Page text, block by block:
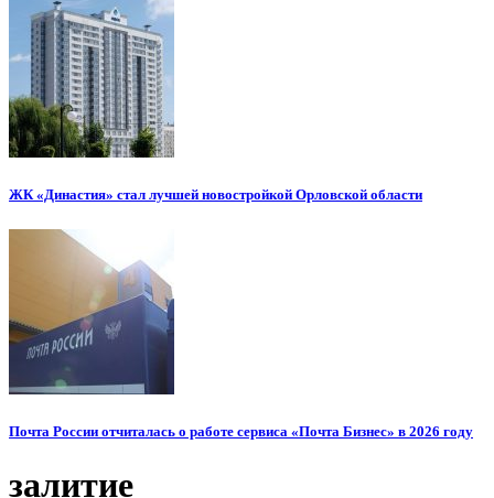
ЖК «Династия» стал лучшей новостройкой Орловской области
Почта России отчиталась о работе сервиса «Почта Бизнес» в 2026 году
залитие